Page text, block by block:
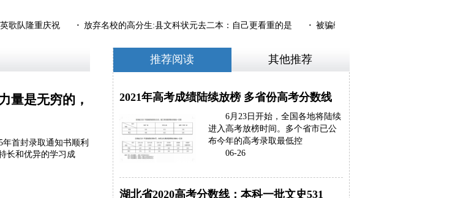
歌队隆重庆祝 放弃名校的高分生:县文科状元去二本：自己更看重的是 被骗缅甸获救高考生收到录取通知书
量是无穷的，
首封录取通知书顺利
长和优异的学习成
推荐阅读 其他推荐
2021年高考成绩陆续放榜 多省份高考分数线
6月23日开始，全国各地将陆续
进入高考放榜时间。多个省市已公
布今年的高考录取最低控
06-26
湖北省2020高考分数线：本科一批文史531